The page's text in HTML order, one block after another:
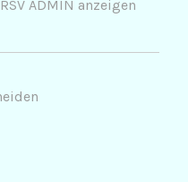
ADMIN anzeigen